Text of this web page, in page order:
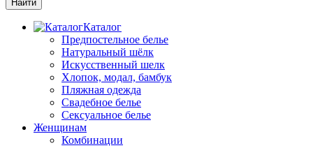
Каталог
Предпостельное белье
Натуральный шёлк
Искусственный шелк
Хлопок, модал, бамбук
Пляжная одежда
Свадебное белье
Сексуальное белье
Женщинам
Комбинации